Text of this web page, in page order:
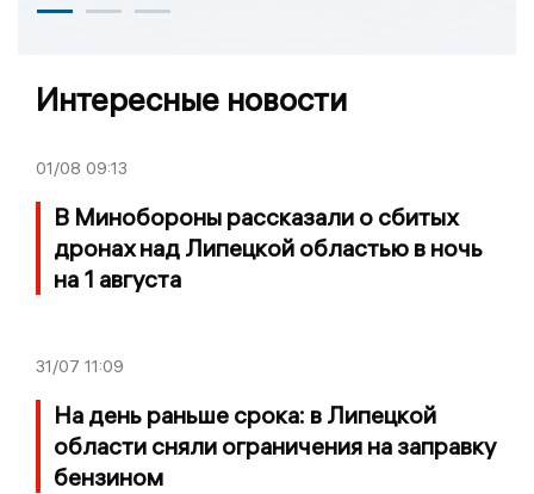
Интересные новости
01/08 09:13
В Минобороны рассказали о сбитых
дронах над Липецкой областью в ночь
на 1 августа
31/07 11:09
На день раньше срока: в Липецкой
области сняли ограничения на заправку
бензином